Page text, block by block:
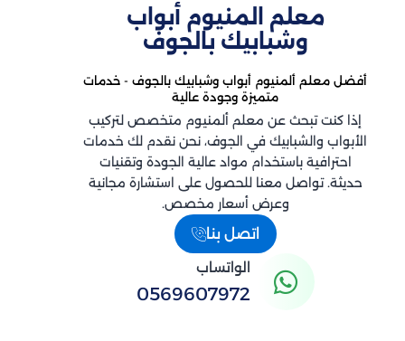
معلم المنيوم أبواب
وشبابيك بالجوف
أفضل معلم ألمنيوم أبواب وشبابيك بالجوف - خدمات
متميزة وجودة عالية
إذا كنت تبحث عن معلم ألمنيوم متخصص لتركيب
الأبواب والشبابيك في الجوف، نحن نقدم لك خدمات
احترافية باستخدام مواد عالية الجودة وتقنيات
حديثة. تواصل معنا للحصول على استشارة مجانية
وعرض أسعار مخصص.
اتصل بنا
الواتساب
0569607972